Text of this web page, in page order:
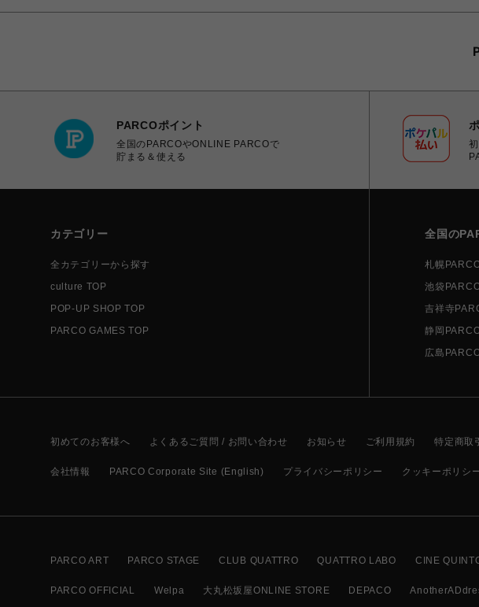
PARCOポイント
全国のPARCOやONLINE PARCOで
貯まる＆使える
カテゴリー
全カテゴリーから探す
culture TOP
POP-UP SHOP TOP
PARCO GAMES TOP
全国の
札幌
池袋
吉祥寺
静岡
広島
初めてのお客様へ よくあるご質問 / お問い合わせ お知らせ ご利用規約 特定商取
会社情報 PARCO Corporate Site (English) プライバシーポリシー クッキーポリシ
PARCO ART PARCO STAGE CLUB QUATTRO QUATTRO LABO CINE
PARCO OFFICIAL Welpa 大丸松坂屋ONLINE STORE DEPACO